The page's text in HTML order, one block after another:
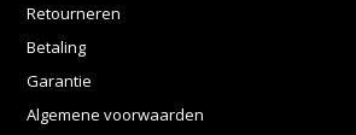
Retourneren
Betaling
Garantie
Algemene voorwaarden